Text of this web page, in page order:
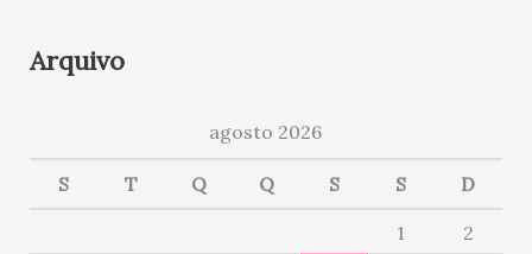
Arquivo
agosto 2026
S T Q Q S S D
1
2